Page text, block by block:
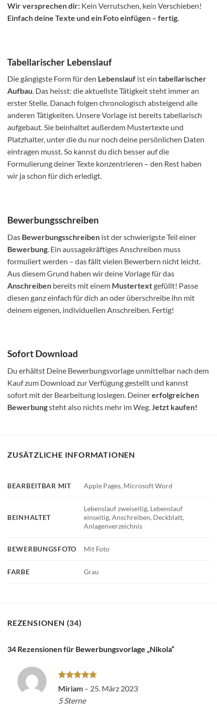
Wir versprechen dir: Kein Verrutschen, kein Verschieben!
Einfach deine Texte und ein Foto einfügen – fertig.
Tabellarischer Lebenslauf
Die gängigste Form für den Lebenslauf ist ein tabellarischer
Aufbau. Das heisst: die aktuellste Tätigkeit steht immer an
erster Stelle. Danach folgen chronologisch absteigend alle
anderen Tätigkeiten. Unsere Vorlage ist bereits tabellarisch
aufgebaut. Sie beinhaltet außerdem Mustertexte und
Platzhalter, unter die du nur noch deine persönlichen Daten
eintragen musst. So kannst du dich besser auf die
Formulierung deiner Texte konzentrieren – den Rest haben
wir ja schon für dich erledigt.
Bewerbungsschreiben
Das Bewerbungsschreiben ist der schwierigste Teil einer
Bewerbung . Ein aussagekräftiges Anschreiben muss
formuliert werden – das fällt vielen Bewerbern nicht leicht.
Aus diesem Grund haben wir deine Vorlage für das
Anschreiben bereits mit einem Mustertextgefüllt! Passe
diesen ganz einfach für dich an oder überschreibe ihn mit
deinem eigenen, individuellen Anschreiben. Fertig!
Sofort Download
Du erhältst Deine Bewerbungsvorlage unmittelbar nach dem
Kauf zum Download zur Verfügung gestellt und kannst
sofort mit der Bearbeitung loslegen. Deinererfolgreichen
Bewerbungsteht also nichts mehr im Weg.Jetzt kaufen!
ZUSÄTZLICHE INFORMATIONEN
BEARBEITBAR MIT Apple Pages, Microsoft Word
BEINHALTET
Lebenslauf zweiseitig, Lebenslauf
einseitig, Anschreiben, Deckblatt,
Anlagenverzeichnis
BEWERBUNGSFOTO Mit Foto
FARBE Grau
REZENSIONEN (34)
34 Rezensionen für Bewerbungsvorlage „Nikola“
Bewertet
mit5von
5
Miriam – 25. März 2023
5 Sterne